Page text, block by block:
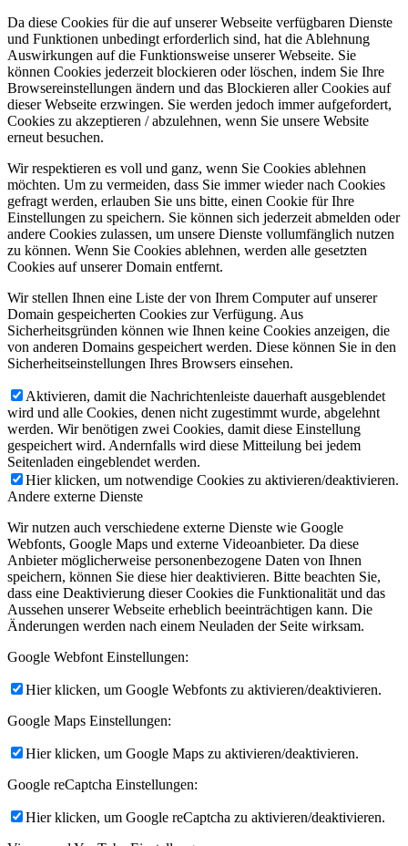
Da diese Cookies für die auf unserer Webseite verfügbaren Dienste
und Funktionen unbedingt erforderlich sind, hat die Ablehnung
Auswirkungen auf die Funktionsweise unserer Webseite. Sie
können Cookies jederzeit blockieren oder löschen, indem Sie Ihre
Browsereinstellungen ändern und das Blockieren aller Cookies auf
dieser Webseite erzwingen. Sie werden jedoch immer aufgefordert,
Cookies zu akzeptieren / abzulehnen, wenn Sie unsere Website
erneut besuchen.
Wir respektieren es voll und ganz, wenn Sie Cookies ablehnen
möchten. Um zu vermeiden, dass Sie immer wieder nach Cookies
gefragt werden, erlauben Sie uns bitte, einen Cookie für Ihre
Einstellungen zu speichern. Sie können sich jederzeit abmelden oder
andere Cookies zulassen, um unsere Dienste vollumfänglich nutzen
zu können. Wenn Sie Cookies ablehnen, werden alle gesetzten
Cookies auf unserer Domain entfernt.
Wir stellen Ihnen eine Liste der von Ihrem Computer auf unserer
Domain gespeicherten Cookies zur Verfügung. Aus
Sicherheitsgründen können wie Ihnen keine Cookies anzeigen, die
von anderen Domains gespeichert werden. Diese können Sie in den
Sicherheitseinstellungen Ihres Browsers einsehen.
Aktivieren, damit die Nachrichtenleiste dauerhaft ausgeblendet
wird und alle Cookies, denen nicht zugestimmt wurde, abgelehnt
werden. Wir benötigen zwei Cookies, damit diese Einstellung
gespeichert wird. Andernfalls wird diese Mitteilung bei jedem
Seitenladen eingeblendet werden.
Hier klicken, um notwendige Cookies zu aktivieren/deaktivieren.
Andere externe Dienste
Wir nutzen auch verschiedene externe Dienste wie Google
Webfonts, Google Maps und externe Videoanbieter. Da diese
Anbieter möglicherweise personenbezogene Daten von Ihnen
speichern, können Sie diese hier deaktivieren. Bitte beachten Sie,
dass eine Deaktivierung dieser Cookies die Funktionalität und das
Aussehen unserer Webseite erheblich beeinträchtigen kann. Die
Änderungen werden nach einem Neuladen der Seite wirksam.
Google Webfont Einstellungen:
Hier klicken, um Google Webfonts zu aktivieren/deaktivieren.
Google Maps Einstellungen:
Hier klicken, um Google Maps zu aktivieren/deaktivieren.
Google reCaptcha Einstellungen:
Hier klicken, um Google reCaptcha zu aktivieren/deaktivieren.